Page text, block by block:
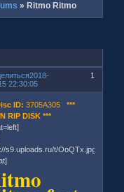
» Ritmo Ritmo
1
2018-
22:30:05
ID: 3705A305***
RIP DISK ***